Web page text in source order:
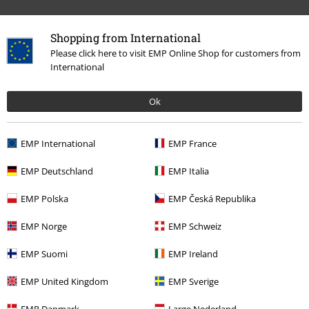
Shopping from International
Please click here to visit EMP Online Shop for customers from
International
Ok
EMP International EMP France
EMP Deutschland EMP Italia
EMP Polska EMP Česká Republika
EMP Norge EMP Schweiz
EMP Suomi EMP Ireland
EMP United Kingdom EMP Sverige